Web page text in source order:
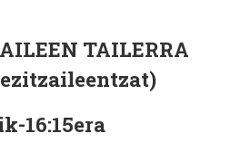
TAILERRA
16:15era